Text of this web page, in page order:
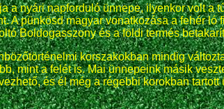
a nyári napforduló ünnepe, ilyenkor volt a
A pünkösd magyar vonatkozása a fehér
Boldogasszony és a földi termés
korszakokban mindig
mint a felét is. Mai ünnepeink másik
és él még a régebbi korokban